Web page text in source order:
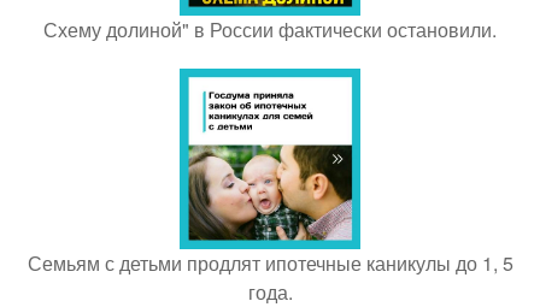
Схему долиной" в России фактически остановили.
Семьям с детьми продлят ипотечные каникулы до 1, 5
года.